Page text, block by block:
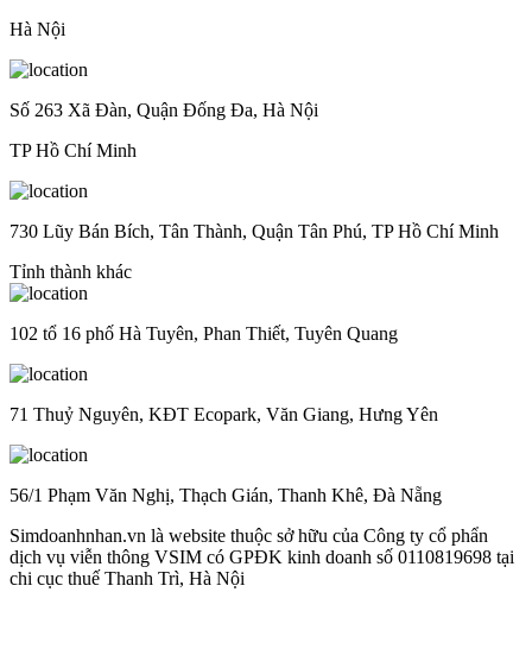
Hà Nội
Số 263 Xã Đàn, Quận Đống Đa, Hà Nội
TP Hồ Chí Minh
730 Lũy Bán Bích, Tân Thành, Quận Tân Phú, TP Hồ Chí Minh
Tỉnh thành khác
102 tổ 16 phố Hà Tuyên, Phan Thiết, Tuyên Quang
71 Thuỷ Nguyên, KĐT Ecopark, Văn Giang, Hưng Yên
56/1 Phạm Văn Nghị, Thạch Gián, Thanh Khê, Đà Nẵng
Simdoanhnhan.vn là website thuộc sở hữu của Công ty cổ phẩn
dịch vụ viễn thông VSIM có GPĐK kinh doanh số 0110819698 tại
chi cục thuế Thanh Trì, Hà Nội